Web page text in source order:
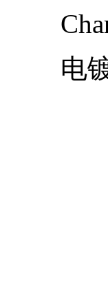
电